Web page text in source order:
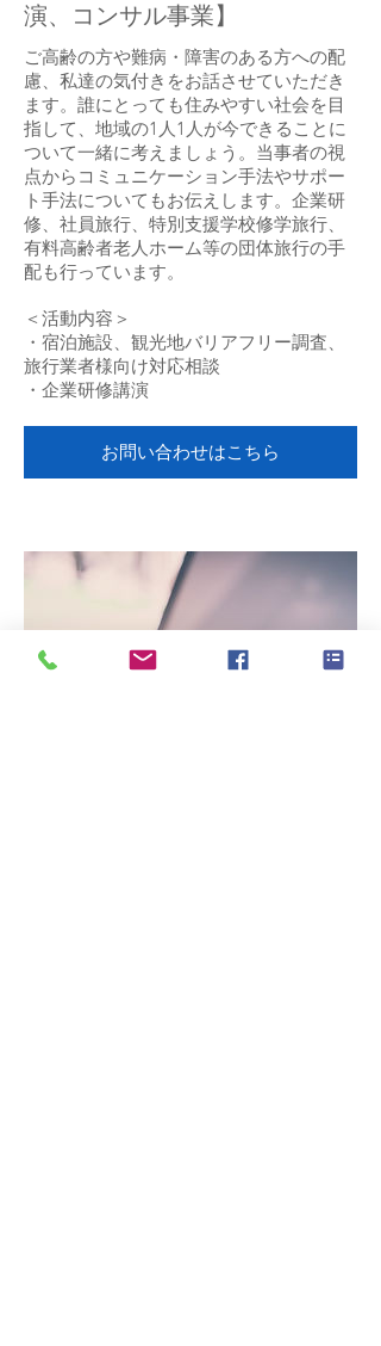
演、コンサル事業】
ご高齢の方や難病・障害のある方への配
慮、私達の気付きをお話させていただき
ます。誰にとっても住みやすい社会を目
指して、地域の1人1人が今できることに
ついて一緒に考えましょう。当事者の視
点からコミュニケーション手法やサポー
ト手法についてもお伝えします。企業研
修、社員旅行、特別支援学校修学旅行、
有料高齢者老人ホーム等の団体旅行の手
配も行っています。
＜活動内容＞
・宿泊施設、観光地バリアフリー調査、
旅行業者様向け対応相談
・企業研修講演
お問い合わせはこちら